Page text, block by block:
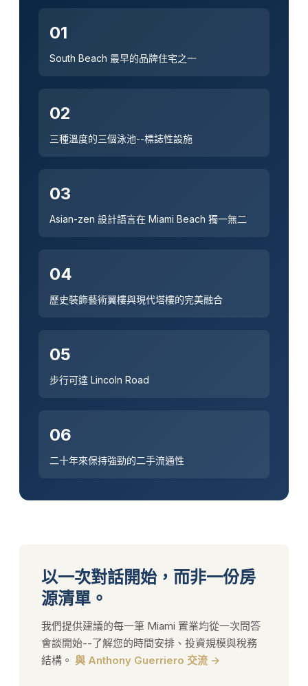
01
South Beach 最早的品牌住宅之一
02
三種溫度的三個泳池--標誌性設施
03
Asian-zen 設計語言在 Miami Beach 獨一無二
04
歷史裝飾藝術翼樓與現代塔樓的完美融合
05
步行可達 Lincoln Road
06
二十年來保持強勁的二手流通性
以一次對話開始，而非一份房
源清單。
我們提供建議的每一筆 Miami 置業均從一次問答
會談開始--了解您的時間安排、投資規模與稅務
結構。 與 Anthony Guerriero 交流 →